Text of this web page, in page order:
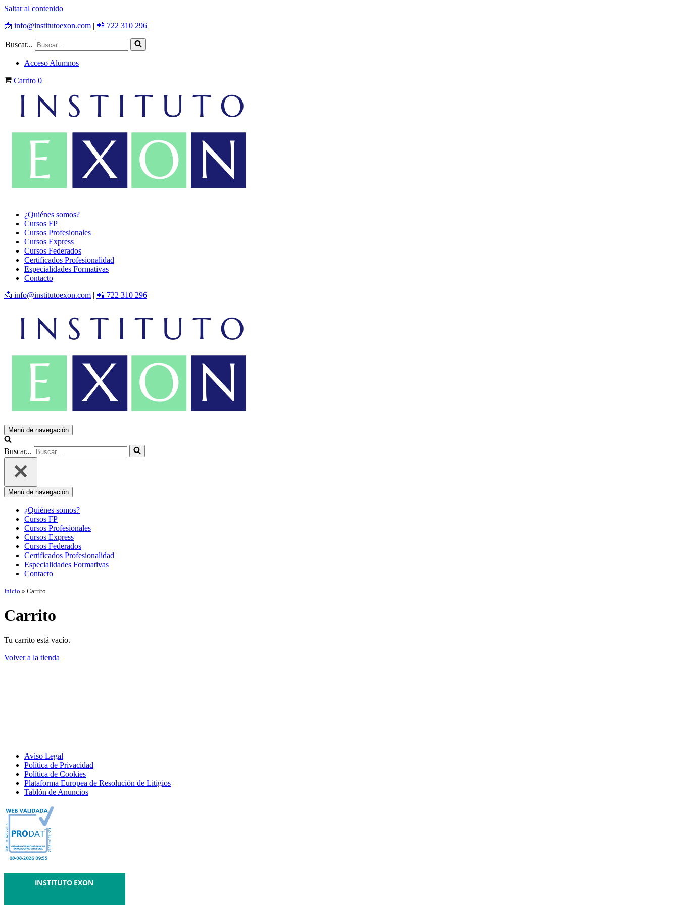
Saltar al contenido
📩 info@institutoexon.com | 📲 722 310 296
Buscar...
Acceso Alumnos
Carrito 0
¿Quiénes somos?
Cursos FP
Cursos Profesionales
Cursos Express
Cursos Federados
Certificados Profesionalidad
Especialidades Formativas
Contacto
📩 info@institutoexon.com | 📲 722 310 296
Menú de navegación
Buscar...
Menú de navegación
¿Quiénes somos?
Cursos FP
Cursos Profesionales
Cursos Express
Cursos Federados
Certificados Profesionalidad
Especialidades Formativas
Contacto
Inicio » Carrito
Carrito
Tu carrito está vacío.
Volver a la tienda
Aviso Legal
Política de Privacidad
Política de Cookies
Plataforma Europea de Resolución de Litigios
Tablón de Anuncios